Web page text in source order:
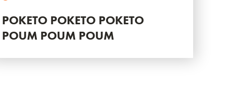
POKETO POKETO POKETO
POUM POUM POUM